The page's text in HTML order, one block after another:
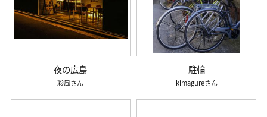
夜の広島
彩風
駐輪
kimagure